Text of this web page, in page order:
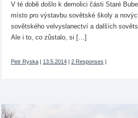
V té době došlo k demolici části Staré
místo pro výstavbu sovětské školy a
sovětského velvyslanectví a dalších
Ale i to, co zůstalo, si […]
Petr Ryska| 13.5.2014| 2 Responses |